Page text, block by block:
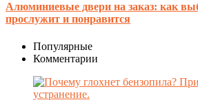
Алюминиевые двери на заказ: как
прослужит и понравится
Популярные
Комментарии